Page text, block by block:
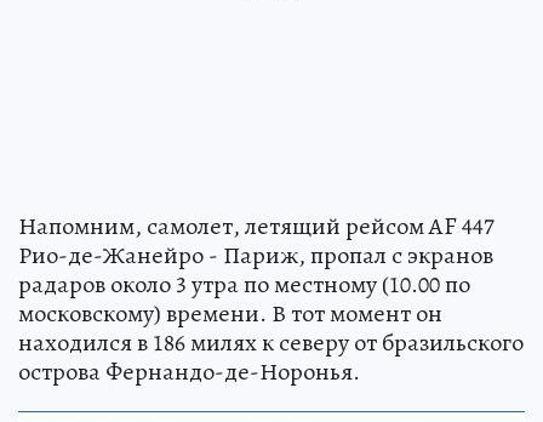
Напомним, самолет, летящий рейсом AF 447
Рио-де-Жанейро - Париж, пропал с экранов
радаров около 3 утра по местному (10.00 по
московскому) времени. В тот момент он
находился в 186 милях к северу от бразильского
острова Фернандо-де-Норонья.